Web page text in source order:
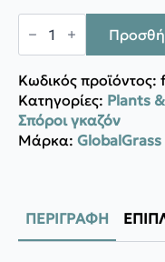
GlobalGrass
Γκαζόν
Γενικής
UNIVERSAL
SMART
ποσότητα
Κωδικός προϊόντος:
Κατηγορίες: Plants
Σπόροι γκαζόν
Μάρκα: GlobalGrass
ΠΕΡΙΓΡΑΦΉ